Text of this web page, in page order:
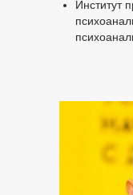
Институт